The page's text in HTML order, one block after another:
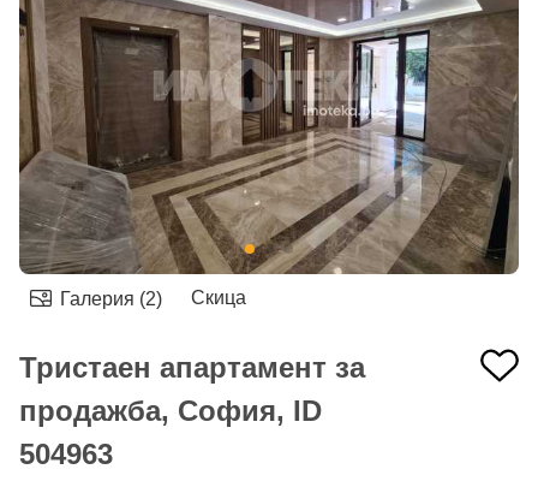
Галерия (2) Скица
Тристаен апартамент за
продажба, София, ID
504963